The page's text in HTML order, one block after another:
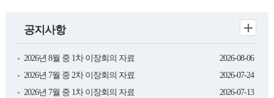
공지사항
2026년 8월 중 1차 이장회의 자료
2026-08-06
2026년 7월 중 2차 이장회의 자료
2026-07-24
2026년 7월 중 1차 이장회의 자료
2026-07-13